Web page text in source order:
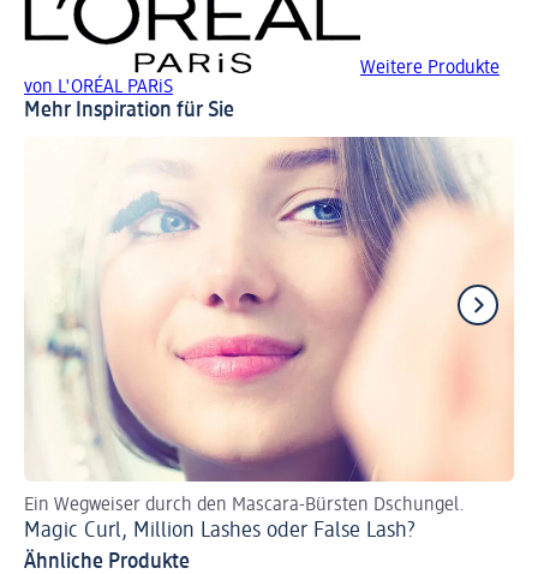
Weitere Produkte
von L'ORÉAL PARiS
Mehr Inspiration für Sie
Ein Wegweiser durch den Mascara-Bürsten Dschungel.
Magic Curl, Million Lashes oder False Lash?
Ähnliche Produkte